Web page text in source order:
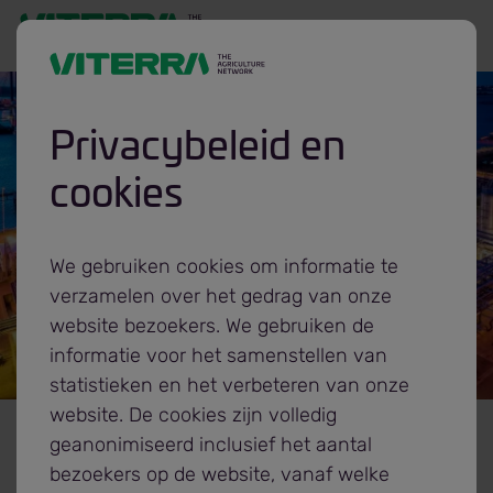
viterra-botlek-tankpark-sideview.jpg
Producten
Privacybeleid en
cookies
We gebruiken cookies om informatie te
verzamelen over het gedrag van onze
website bezoekers. We gebruiken de
informatie voor het samenstellen van
statistieken en het verbeteren van onze
website. De cookies zijn volledig
geanonimiseerd inclusief het aantal
bezoekers op de website, vanaf welke